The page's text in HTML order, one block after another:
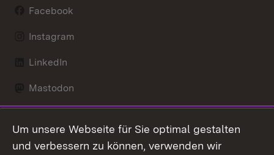
Facebook
Instagram
LinkedIn
Mastodon
X / Twitter
Um unsere Webseite für Sie optimal gestalten
und verbessern zu können, verwenden wir